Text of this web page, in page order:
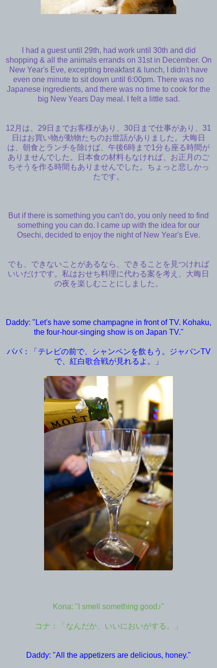
I had a guest until 29th, had work until 30th and did
shopping & all the animals errands on 31st in December. On
New Year's Eve, excepting breakfast & lunch, I didn't have
even one minute to sit down until 6:00pm. There was no
Japanese ingredients, and there was no time to cook for the
big New Years Day meal. I felt a little sad.
12月は、29日までお客様があり、30日まで仕事があり、31
日はお買い物が動物たちのお世話がありました。大晦日
は、朝食とランチを除けば、午後6時まで1分も座る時間が
ありませんでした。日本食の材料もなければ、お正月のご
ちそうを作る時間もありませんでした。ちょっと悲しかっ
たです。
But if there is something you can't do, you only need to find
something you can do. I came up with the idea for our
Osechi, decided to enjoy the night of New Year's Eve.
でも、できないことがあるなら、できることを見つければ
いいだけです。私はおせち料理に代わる案を考え、大晦日
の夜を楽しむことにしました。
Daddy: "Let's have some champagne in front of TV. Kohaku,
the four-hour-singing show is on Japan TV."
パパ：「テレビの前で、シャンペンを飲もう。ジャパンTV
で、紅白歌合戦が見れるよ。」
Kona: "I smell something good♪"
コナ：「なんだか、いいにおいがする。」
Daddy: "All the appetizers are delicious, honey."